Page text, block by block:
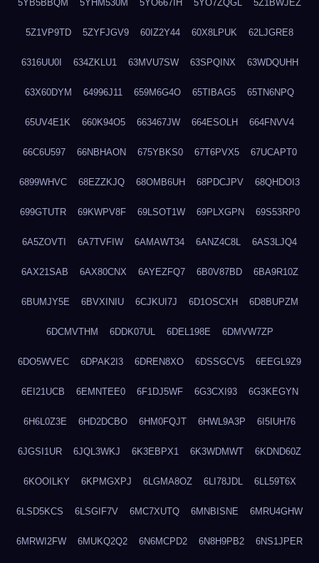
5YB5BBQM 5YHM530M 5YO667IH 5YO7ZQGL 5Z1BWJEZ
5Z1VP9TD 5ZYFJGV9 60IZ2Y44 60X8LPUK 62LJGRE8
6316UU0I 634ZKLU1 63MVU7SW 63SPQINX 63WDQUHH
63X60DYM 64996J11 659M6G4O 65TIBAG5 65TN6NPQ
65UV4E1K 660K94O5 663467JW 664ESOLH 664FNVV4
66C6U597 66NBHAON 675YBKS0 67T6PVX5 67UCAPT0
6899WHVC 68EZZKJQ 68OMB6UH 68PDCJPV 68QHDOI3
699GTUTR 69KWPV8F 69LSOT1W 69PLXGPN 69S53RP0
6A5ZOVTI 6A7TVFIW 6AMAWT34 6ANZ4C8L 6AS3LJQ4
6AX21SAB 6AX80CNX 6AYEZFQ7 6B0V87BD 6BA9R10Z
6BUMJY5E 6BVXINIU 6CJKUI7J 6D1OSCXH 6D8BUPZM
6DCMVTHM 6DDK07UL 6DEL198E 6DMVW7ZP
6DO5WVEC 6DPAK2I3 6DREN8XO 6DSSGCV5 6EEGL9Z9
6EI21UCB 6EMNTEE0 6F1DJ5WF 6G3CXI93 6G3KEGYN
6H6L0Z3E 6HD2DCBO 6HM0FQJT 6HWL9A3P 6I5IUH76
6JGSI1UR 6JQL3WKJ 6K3EBPX1 6K3WDMWT 6KDND60Z
6KOOILKY 6KPMGXPJ 6LGMA8OZ 6LI78JDL 6LL59T6X
6LSD5KCS 6LSGIF7V 6MC7XUTQ 6MNBISNE 6MRU4GHW
6MRWI2FW 6MUKQ2Q2 6N6MCPD2 6N8H9PB2 6NS1JPER